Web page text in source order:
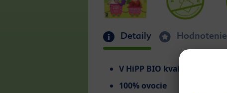
Detaily Hodnotenie
V HiPP BIO kvalite
100% ovocie